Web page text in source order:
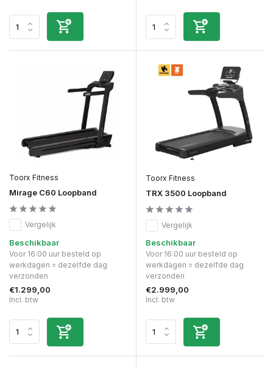
Toorx Fitness
Mirage C60 Loopband
Vergelijk
Beschikbaar
Voor 16:00 uur besteld op
werkdagen = dezelfde dag
verzonden
€1.299,00
Incl. btw
Toorx Fitness
TRX 3500 Loopband
Vergelijk
Beschikbaar
Voor 16:00 uur besteld op
werkdagen = dezelfde dag
verzonden
€2.999,00
Incl. btw